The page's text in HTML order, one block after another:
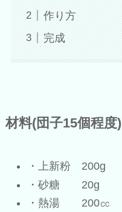
作り方
完成
材料(団子15個程度)
・上新粉 200g
・砂糖 20g
・熱湯 200㏄